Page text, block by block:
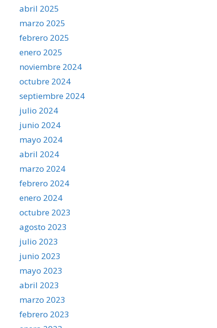
abril 2025
marzo 2025
febrero 2025
enero 2025
noviembre 2024
octubre 2024
septiembre 2024
julio 2024
junio 2024
mayo 2024
abril 2024
marzo 2024
febrero 2024
enero 2024
octubre 2023
agosto 2023
julio 2023
junio 2023
mayo 2023
abril 2023
marzo 2023
febrero 2023